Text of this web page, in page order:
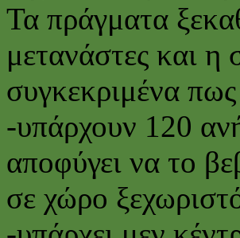
Τα πράγματα
μετανάστες και
συγκεκριμένα
-υπάρχουν 120
αποφύγει να το
σε χώρο